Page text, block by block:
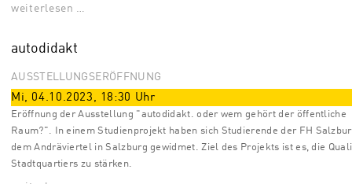
weiterlesen …
autodidakt
AUSSTELLUNGSERÖFFNUNG
Mi, 04.10.2023, 18:30 Uhr
Eröffnung der Ausstellung "autodidakt. oder wem gehört der öffentliche
Raum?". In einem Studienprojekt haben sich Studierende der FH
dem Andräviertel in Salzburg gewidmet. Ziel des Projekts ist es, die
Stadtquartiers zu stärken.